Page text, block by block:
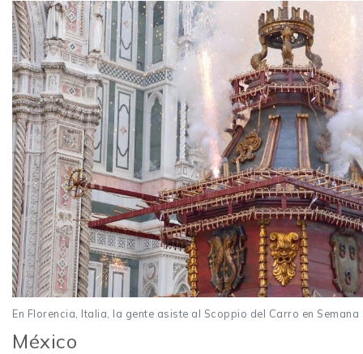
En Florencia, Italia, la gente asiste al Scoppio del Carro en Semana
México